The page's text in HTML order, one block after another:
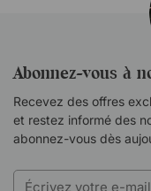
Abonnez-vous à
Recevez des offres
et restez informé des
abonnez-vous dès